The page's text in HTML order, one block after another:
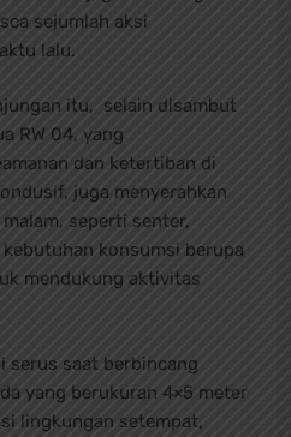
sejumlah aksi
lalu.
itu, selain disambut
RW 04, yang
dan ketertiban di
juga menyerahkan
seperti senter,
konsumsi berupa
mendukung aktivitas
serus saat berbincang
yang berukuran 4×5 meter
lingkungan setempat,